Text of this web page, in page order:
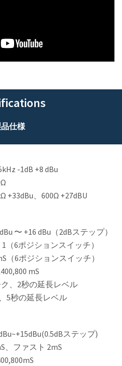
仕様
-1dB +8 dBu
+33dBu、600Ω +27dBU
〜 +16 dBu（2dBステップ）
（6ポジションスイッチ）
（6ポジションスイッチ）
mS
、2秒の延長レベル
5秒の延長レベル
ステップ)
、ファスト 2mS